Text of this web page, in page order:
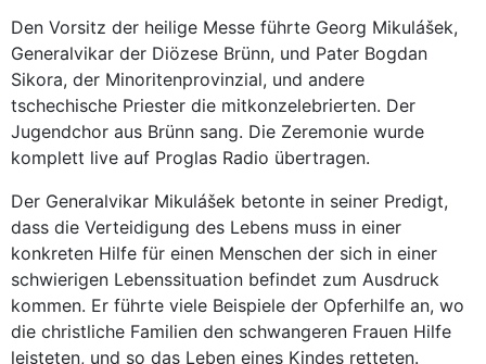
Den Vorsitz der heilige Messe führte Georg Mikulášek,
Generalvikar der Diözese Brünn, und Pater Bogdan
Sikora, der Minoritenprovinzial, und andere
tschechische Priester die mitkonzelebrierten. Der
Jugendchor aus Brünn sang. Die Zeremonie wurde
komplett live auf Proglas Radio übertragen.
Der Generalvikar Mikulášek betonte in seiner Predigt,
dass die Verteidigung des Lebens muss in einer
konkreten Hilfe für einen Menschen der sich in einer
schwierigen Lebenssituation befindet zum Ausdruck
kommen. Er führte viele Beispiele der Opferhilfe an, wo
die christliche Familien den schwangeren Frauen Hilfe
leisteten, und so das Leben eines Kindes retteten.